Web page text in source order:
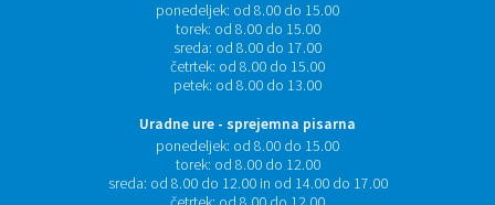
ponedeljek: od 8.00 do 15.00
torek: od 8.00 do 15.00
sreda: od 8.00 do 17.00
četrtek: od 8.00 do 15.00
petek: od 8.00 do 13.00
Uradne ure - sprejemna pisarna
ponedeljek: od 8.00 do 15.00
torek: od 8.00 do 12.00
sreda: od 8.00 do 12.00 in od 14.00 do 17.00